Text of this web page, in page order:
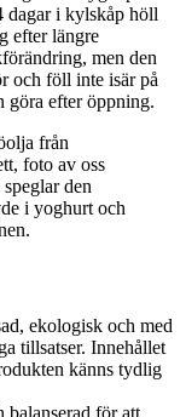
dagar i kylskåp höll
efter längre
men den
och föll inte isär på
göra efter öppning.
den
i yoghurt och
ekologisk och med
tillsatser. Innehållet
känns tydlig
för att